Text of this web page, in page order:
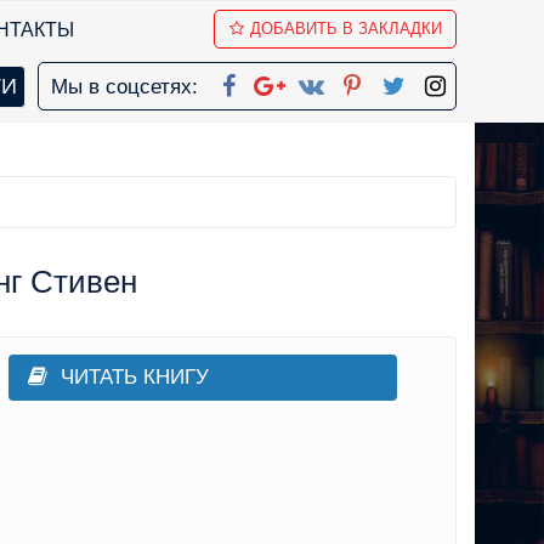
ДОБАВИТЬ В ЗАКЛАДКИ
Мы в соцсетях:
Стивен
ЧИТАТЬ КНИГУ